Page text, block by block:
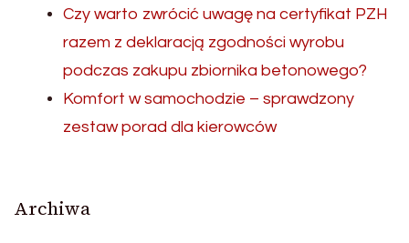
Czy warto zwrócić uwagę na certyfikat PZH
razem z deklaracją zgodności wyrobu
podczas zakupu zbiornika betonowego?
Komfort w samochodzie – sprawdzony
zestaw porad dla kierowców
Archiwa